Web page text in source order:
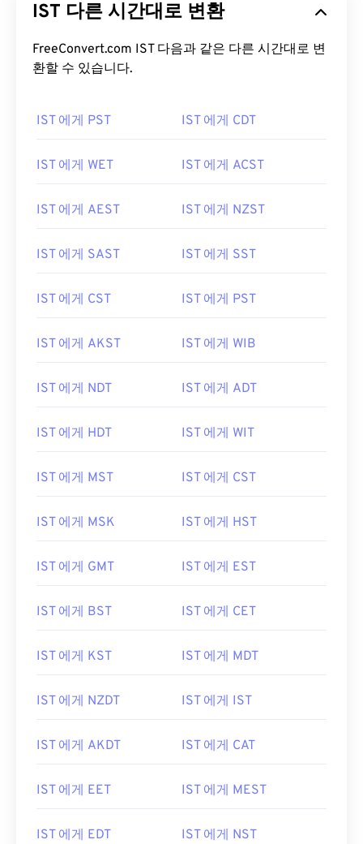
IST 다른 시간대로 변환
FreeConvert.com IST 다음과 같은 다른 시간대로 변
환할 수 있습니다.
IST 에게 PST IST 에게 CDT
IST 에게 WET IST 에게 ACST
IST 에게 AEST IST 에게 NZST
IST 에게 SAST IST 에게 SST
IST 에게 CST IST 에게 PST
IST 에게 AKST IST 에게 WIB
IST 에게 NDT IST 에게 ADT
IST 에게 HDT IST 에게 WIT
IST 에게 MST IST 에게 CST
IST 에게 MSK IST 에게 HST
IST 에게 GMT IST 에게 EST
IST 에게 BST IST 에게 CET
IST 에게 KST IST 에게 MDT
IST 에게 NZDT IST 에게 IST
IST 에게 AKDT IST 에게 CAT
IST 에게 EET IST 에게 MEST
IST 에게 EDT IST 에게 NST